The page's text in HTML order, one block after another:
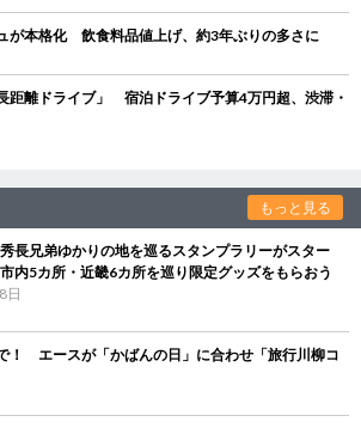
が本格化 飲食料品値上げ、約3年ぶりの多さに
距離ドライブ」 宿泊ドライブ予算4万円超、渋滞・
もっと見る
長兄弟ゆかりの地を巡るスタンプラリーがスター
内5カ所・近畿6カ所を巡り限定グッズをもらおう
日
！ エースが「かばんの日」に合わせ「旅行川柳コ